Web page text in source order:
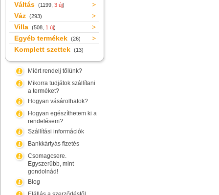
Váltás (1199, 3 új)
Váz (293)
Villa (508, 1 új)
Egyéb termékek (26)
Komplett szettek (13)
Miért rendelj tőlünk?
Mikorra tudjátok szállítani
a terméket?
Hogyan vásárolhatok?
Hogyan egészíthetem ki a
rendelésem?
Szállítási információk
Bankkártyás fizetés
Csomagcsere.
Egyszerűbb, mint
gondolnád!
Blog